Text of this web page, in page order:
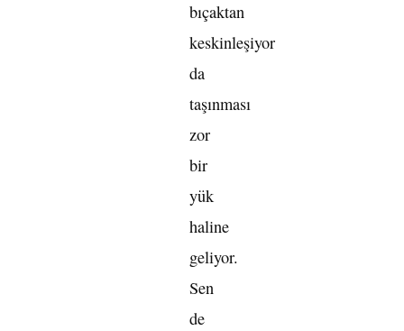
bıçaktan
keskinleşiyor
da
taşınması
zor
bir
yük
haline
geliyor.
Sen
de